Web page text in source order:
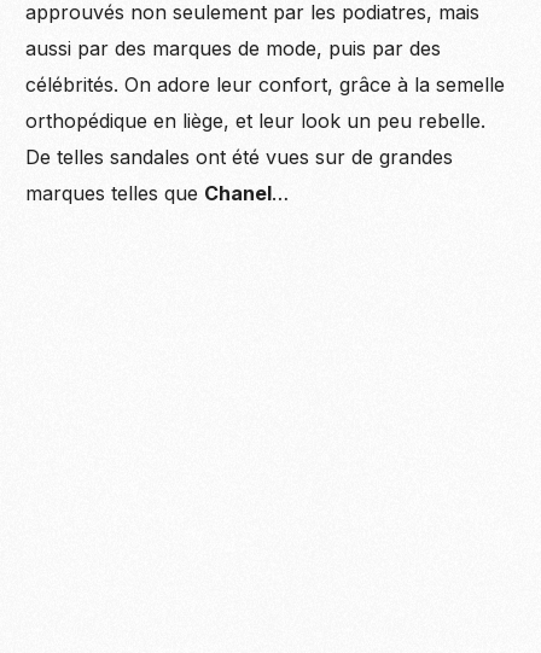
approuvés non seulement par les podiatres, mais
aussi par des marques de mode, puis par des
célébrités. On adore leur confort, grâce à la semelle
orthopédique en liège, et leur look un peu rebelle.
De telles sandales ont été vues sur de grandes
marques telles que Chanel…